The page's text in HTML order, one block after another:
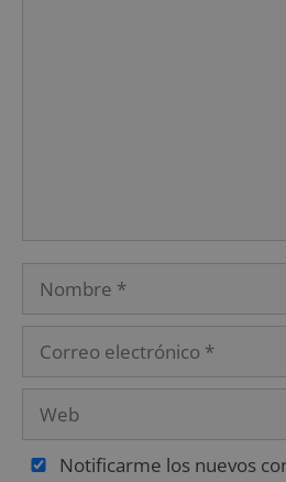
Notificarme los nuevos